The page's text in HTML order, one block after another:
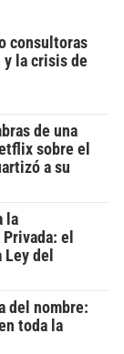
consultoras
la crisis de
de una
sobre el
a su
la
el
del
del nombre:
toda la